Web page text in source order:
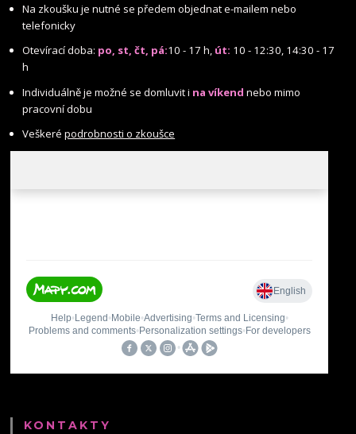
Na zkoušku je nutné se předem objednat e-mailem nebo
telefonicky
Otevírací doba: po, st, čt, pá:10 - 17 h, út: 10 - 12:30, 14:30 - 17
h
Individuálně je možné se domluvit i na víkend nebo mimo
pracovní dobu
Veškerépodrobnosti o zkoušce
KONTAKTY